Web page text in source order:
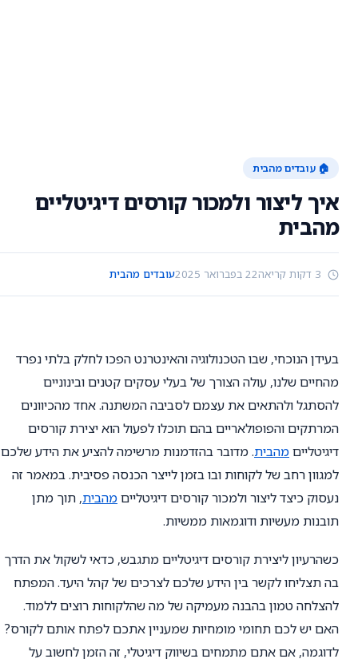
🏠 עובדים מהבית
איך ליצור ולמכור קורסים דיגיטליים
מהבית
22 בפברואר 2025 עובדים מהבית
בעידן הנוכחי, שבו הטכנולוגיה והאינטרנט הפכו לחלק בלתי נפרד
מהחיים שלנו, עולה הצורך של בעלי עסקים קטנים ובינוניים
להסתגל ולהתאים את עצמם לסביבה המשתנה. אחד מהכיוונים
המרתקים והפופולאריים בהם תוכלו לפעול הוא יצירת קורסים
דיגיטלייםמהבית. מדובר בהזדמנות מרשימה להציע את הידע שלכם
למגוון רחב של לקוחות ובו בזמן לייצר הכנסה פסיבית. במאמר זה
נעסוק כיצד ליצור ולמכור קורסים דיגיטלייםמהבית, תוך מתן
תובנות מעשיות ודוגמאות ממשיות.
כשהרעיון ליצירת קורסים דיגיטליים מתגבש, כדאי לשקול את הדרך
בה תצליחו לקשר בין הידע שלכם לצרכים של קהל היעד. המפתח
להצלחה טמון בהבנה מעמיקה של מה שהלקוחות רוצים ללמוד.
האם יש לכם תחומי מומחיות שמעניין אתכם לפתח אותם לקורס?
לדוגמה, אם אתם מתמחים בשיווק דיגיטלי, זה הזמן לחשוב על